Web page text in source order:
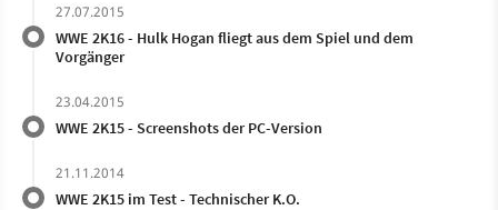
27.07.2015
WWE 2K16 - Hulk Hogan fliegt aus dem Spiel und dem
Vorgänger
23.04.2015
WWE 2K15 - Screenshots der PC-Version
21.11.2014
WWE 2K15 im Test - Technischer K.O.